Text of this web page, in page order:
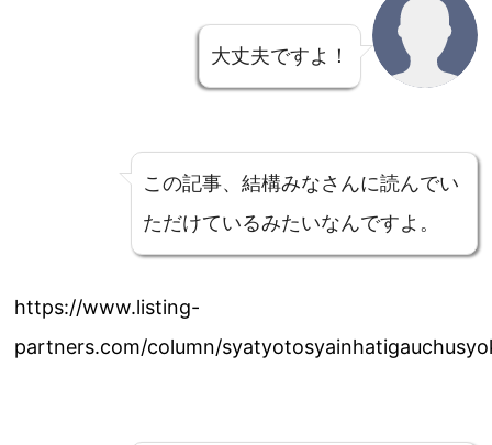
大丈夫ですよ！
この記事、結構みなさんに読んでい
ただけているみたいなんですよ。
https://www.listing-
partners.com/column/